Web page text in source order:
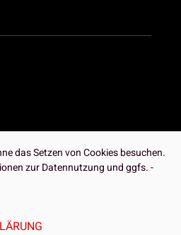
das Setzen von Cookies besuchen.
zur Datennutzung und ggfs. -